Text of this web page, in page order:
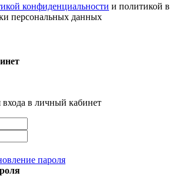
конфиденциальности и политикой в
персональных данных
в личный кабинет
пароля